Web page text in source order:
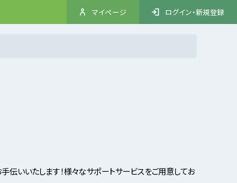
マイページ ログイン・新規登録
いいたします！様々なサポートサービスをご用意してお